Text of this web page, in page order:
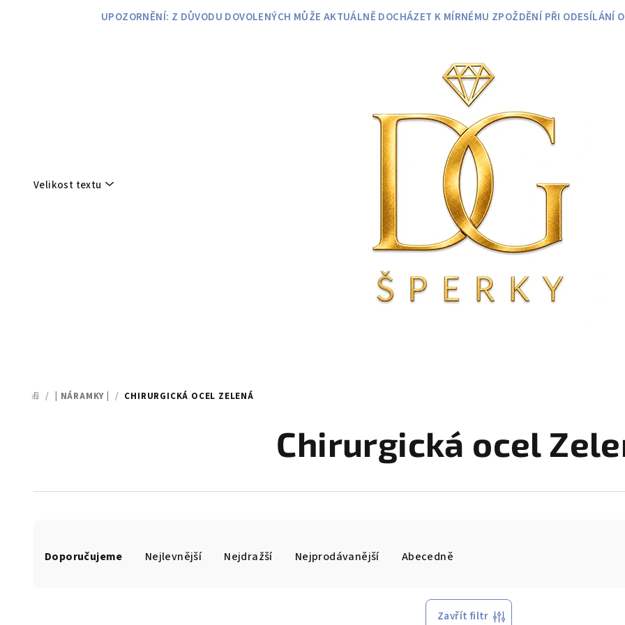
UPOZORNĚNÍ: Z DŮVODU DOVOLENÝCH MŮŽE AKTUÁLNĚ DOCHÁZET K MÍRNÉMU ZPOŽDĚNÍ PŘI ODESÍLÁNÍ
Velikost textu
DOMŮ
/ | NÁRAMKY | / CHIRURGICKÁ OCEL ZELENÁ
Chirurgická ocel
aDoporučujeme Nejlevnější Nejdražší Nejprodávanější Abecedně
Zavřít filtr